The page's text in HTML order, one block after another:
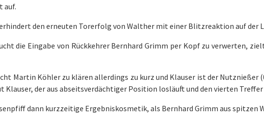
auf.
den erneuten Torerfolg von Walther mit einer Blitzreaktion auf der
die Eingabe von Rückkehrer Bernhard Grimm per Kopf zu verwerten,
Martin Köhler zu klären allerdings zu kurz und Klauser ist der Nutznießer
Klauser, der aus abseitsverdächtiger Position losläuft und den vierten
dann kurzzeitige Ergebniskosmetik, als Bernhard Grimm aus spitzen